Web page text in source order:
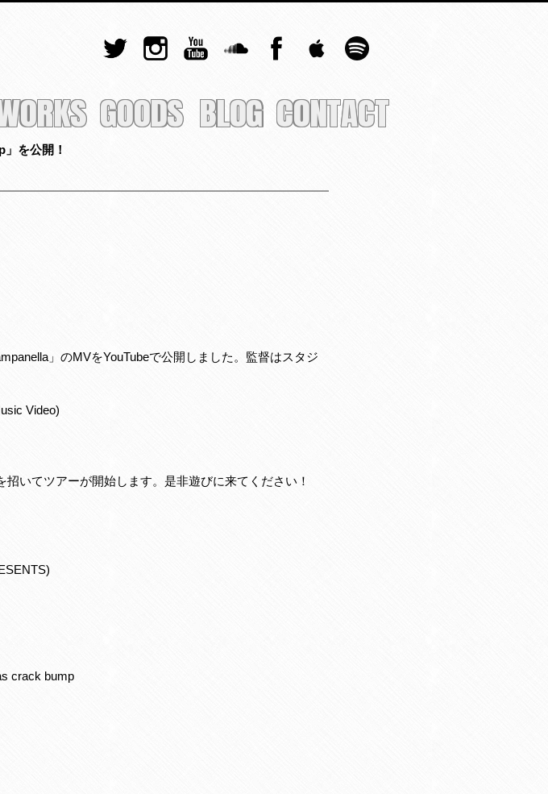
GOODS BLOG CONTACT
を公開！
」のMVをYouTubeで公開しました。監督はスタジ
Video)
いてツアーが開始します。是非遊びに来てください！
crack bump